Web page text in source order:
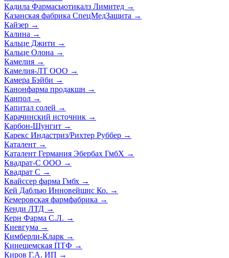
Кадила Фармасьютикалз Лимитед →
Казанская фабрика СпецМедЗащита →
Кайзер →
Калина →
Кальце Джити →
Кальце Олона →
Камелия →
Камелия-ЛТ ООО →
Камера Бэйби →
Канонфарма продакшн →
Канпол →
Капитал солей →
Карачинский источник →
Карбон-Шунгит →
Карекс Индастриз/Рихтер Руббер →
Каталент →
Каталент Германия Эбербах ГмбХ →
Квадрат-С ООО →
Квадрат С →
Квайссер фарма Гмбх →
Кей Даблью Инновейшнс Ко. →
Кемеровская фармфабрика →
Кенди ЛТД →
Керн Фарма С.Л. →
Киевгума →
Кимберли-Кларк →
Кинешемская ПТФ →
Киров Г.А. ИП →